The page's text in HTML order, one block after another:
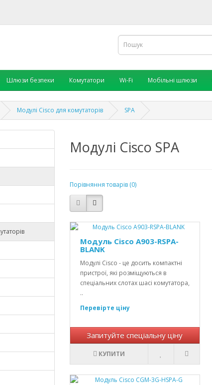
Шлюзи безпеки Комутатори Wi-Fi Мобільні шлюзи
Модулі Cisco для комутаторів SPA
Модулі Cisco SPA
Порівняння товарів (0)
Модуль Cisco A903-RSPA-
BLANK
Модулі Cisco - це досить компактні
пристрої, які розміщуються в
спеціальних слотах шасі комутатора,
..
Перевірте ціну
Запитуйте спеціальну ціну
КУПИТИ